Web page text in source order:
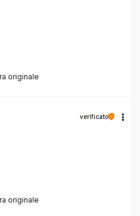
originale
originale
verificato